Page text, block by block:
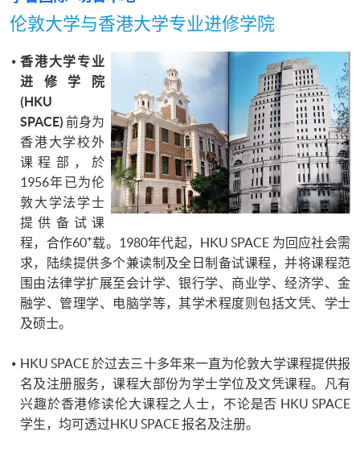
伦敦大学与香港大学专业进修学院
香港大学专业
进修学院
(HKU
SPACE) 前身为
香港大学校外
课程部，於
1956年已为伦
敦大学法学士
提供备试课
程，合作60+载。1980年代起，HKU SPACE 为回应社会需
求，陆续提供多个兼读制及全日制备试课程，并将课程范
围由法律学扩展至会计学、银行学、商业学、经济学、金
融学、管理学、电脑学等，其学术程度则包括文凭、学士
及硕士。
HKU SPACE 於过去三十多年来一直为伦敦大学课程提供报
名及注册服务，课程大部份为学士学位及文凭课程。凡有
兴趣於香港修读伦大课程之人士，不论是否 HKU SPACE
学生，均可透过HKU SPACE 报名及注册。